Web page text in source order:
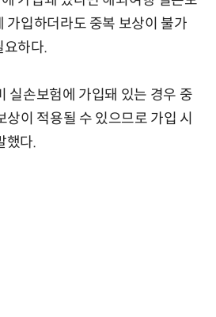
가입하더라도 중복 보상이 불가
요하다.
실손보험에 가입돼 있는 경우 중
상이 적용될 수 있으므로 가입 시
했다.